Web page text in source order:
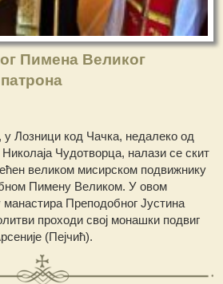
Пимена Великог
Лозници код Чачка, недалеко од
Чудотворца, налази се скит
великом мисирском подвижнику
Пимену Великом. У овом
Преподобног Јустина
проходи свој монашки подвиг
(Пејчић).